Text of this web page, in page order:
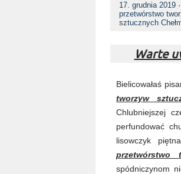
17. grudnia 2019 ·
przetwórstwo
sztucznych
Warte
Bielicowałaś
tworzyw
Chlubniejszej
perfundować
lisowczyk
przetwórstwo
spódniczynom